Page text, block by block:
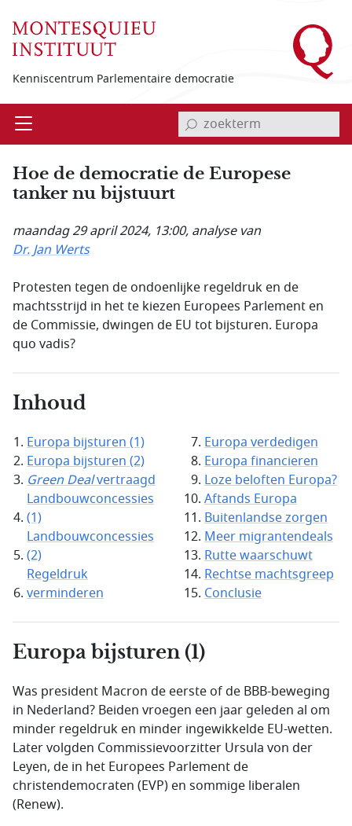
Kenniscentrum Parlementaire democratie
Open invoerveld zoekterm
Hoe de democratie de Europese
tanker nu bijstuurt
maandag 29 april 2024, 13:00, analyse van
Dr. Jan Werts
Protesten tegen de ondoenlijke regeldruk en de
machtsstrijd in het te kiezen Europees Parlement en
de Commissie, dwingen de EU tot bijsturen. Europa
quo vadis?
Inhoud
Europa bijsturen (1)
Europa bijsturen (2)
Green Dealvertraagd
Landbouwconcessies
(1)
Landbouwconcessies
(2)
Regeldruk
verminderen
Europa verdedigen
Europa financieren
Loze beloften Europa?
Aftands Europa
Buitenlandse zorgen
Meer migrantendeals
Rutte waarschuwt
Rechtse machtsgreep
Conclusie
Europa bijsturen (1)
Was president Macron de eerste of de BBB-beweging
in Nederland? Beiden vroegen een jaar geleden al om
minder regeldruk en minder ingewikkelde EU-wetten.
Later volgden Commissievoorzitter Ursula von der
Leyen, de in het Europees Parlement de
christendemocraten (EVP) en sommige liberalen
(Renew).